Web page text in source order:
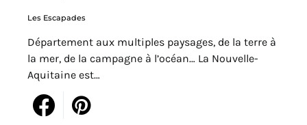
Les Escapades
Département aux multiples paysages, de la terre à
la mer, de la campagne à l’océan… La Nouvelle-
Aquitaine est…